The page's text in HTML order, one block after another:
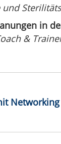
in
&
Networking